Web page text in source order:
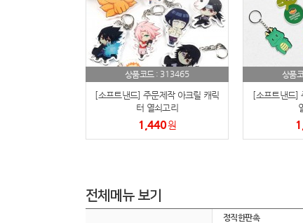
상품코드 : 313465
[소프트낸드] 주문제작 아크릴 캐릭
터 열쇠고리
1,440원
상품
[소프트낸드]
전체메뉴 보기
정직한판촉